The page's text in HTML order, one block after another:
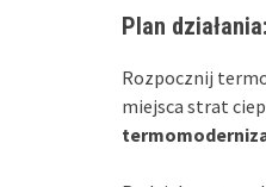
Plan
Rozpocznij
miejsca strat